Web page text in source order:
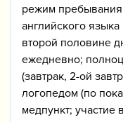
режим
английского
второй половине
ежедневно;
(завтрак, 2-ой
логопедом (по
медпункт;